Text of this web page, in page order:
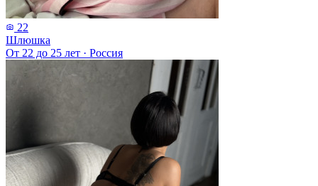
22
Шлюшка
От 22 до 25 лет · Россия